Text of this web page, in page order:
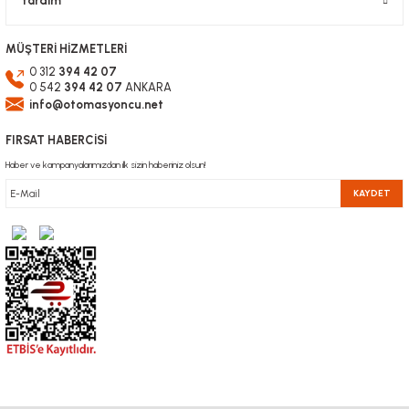
MÜŞTERİ HİZMETLERİ
0 312 394 42 07
0 542 394 42 07 ANKARA
info@otomasyoncu.net
FIRSAT HABERCİSİ
Haber ve kampanyalarımızdan ilk sizin haberiniz olsun!
KAYDET